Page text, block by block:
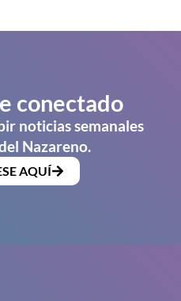
conectado
noticias semanales
Nazareno.
AQUÍ